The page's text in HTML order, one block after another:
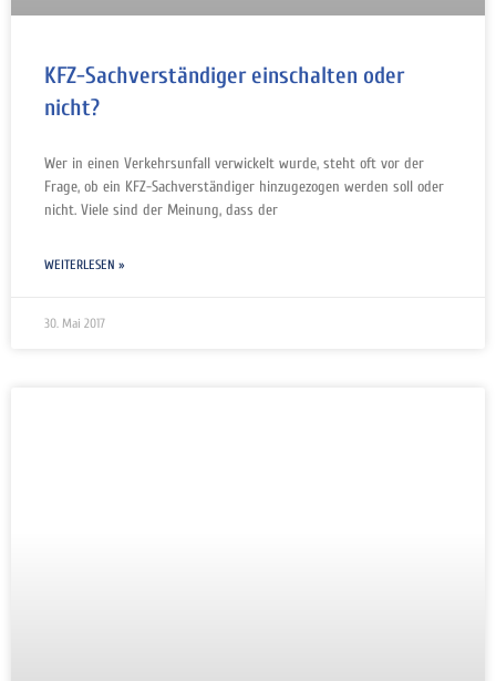
KFZ-Sachverständiger einschalten oder
nicht?
Wer in einen Verkehrsunfall verwickelt wurde, steht oft vor der
Frage, ob ein KFZ-Sachverständiger hinzugezogen werden soll oder
nicht. Viele sind der Meinung, dass der
WEITERLESEN »
30. Mai 2017